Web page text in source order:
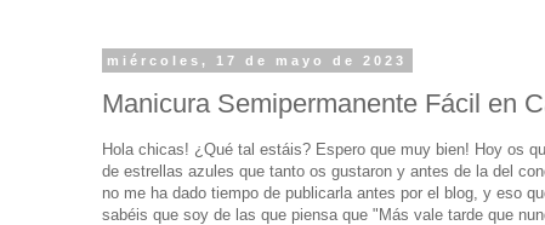
miércoles, 17 de mayo de 2023
Manicura Semipermanente Fácil en
Hola chicas! ¿Qué tal estáis? Espero que muy bien! Hoy os
de estrellas azules que tanto os gustaron y antes de la del
no me ha dado tiempo de publicarla antes por el blog, y eso
sabéis que soy de las que piensa que "Más vale tarde que